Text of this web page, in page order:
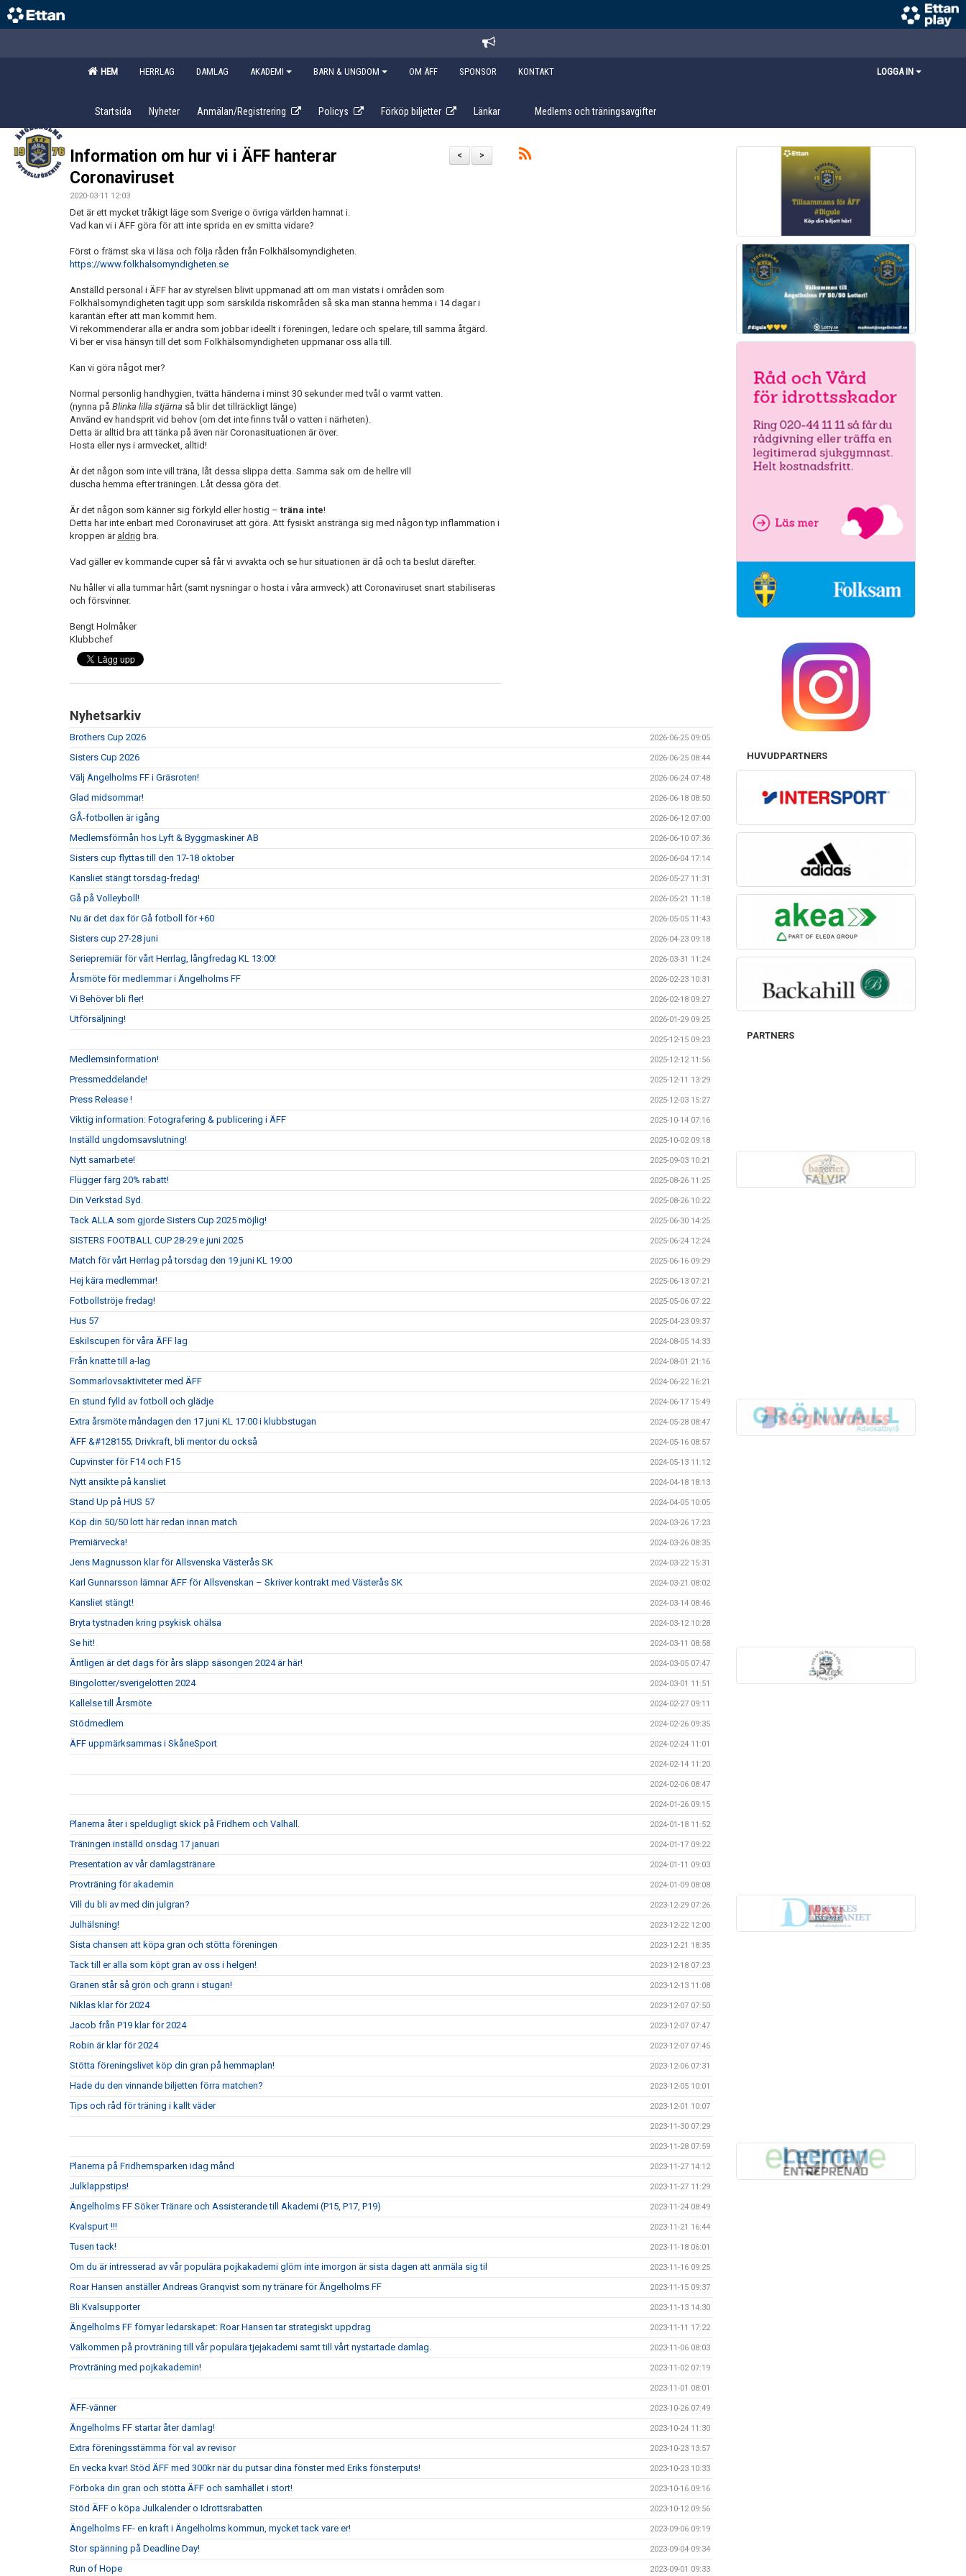
HEM HERRLAG DAMLAG AKADEMI BARN & UNGDOM OM ÄFF SPONSOR KONTAKT LOGGA IN
Startsida Nyheter Anmälan/Registrering Policys Förköp biljetter Länkar Medlems och träningsavgifter
>
<
Information om hur vi i ÄFF hanterar
Coronaviruset
2020-03-11 12:03
Det är ett mycket tråkigt läge som Sverige o övriga världen hamnat i.
Vad kan vi i ÄFF göra för att inte sprida en ev smitta vidare?
Först o främst ska vi läsa och följa råden från Folkhälsomyndigheten.
https://www.folkhalsomyndigheten.se
Anställd personal i ÄFF har av styrelsen blivit uppmanad att om man vistats i områden som
Folkhälsomyndigheten tagit upp som särskilda riskområden så ska man stanna hemma i 14 dagar i
karantän efter att man kommit hem.
Vi rekommenderar alla er andra som jobbar ideellt i föreningen, ledare och spelare, till samma åtgärd.
Vi ber er visa hänsyn till det som Folkhälsomyndigheten uppmanar oss alla till.
Kan vi göra något mer?
Normal personlig handhygien, tvätta händerna i minst 30 sekunder med tvål o varmt vatten.
(nynna på Blinka lilla stjärna så blir det tillräckligt länge)
Använd ev handsprit vid behov (om det inte finns tvål o vatten i närheten).
Detta är alltid bra att tänka på även när Coronasituationen är över.
Hosta eller nys i armvecket, alltid!
Är det någon som inte vill träna, låt dessa slippa detta. Samma sak om de hellre vill
duscha hemma efter träningen. Låt dessa göra det.
Är det någon som känner sig förkyld eller hostig – träna inte!
Detta har inte enbart med Coronaviruset att göra. Att fysiskt anstränga sig med någon typ inflammation i
kroppen är aldrig bra.
Vad gäller ev kommande cuper så får vi avvakta och se hur situationen är då och ta beslut därefter.
Nu håller vi alla tummar hårt (samt nysningar o hosta i våra armveck) att Coronaviruset snart stabiliseras
och försvinner.
Bengt Holmåker
Klubbchef
Nyhetsarkiv
Brothers Cup 2026 2026-06-25 09:05
Sisters Cup 2026 2026-06-25 08:44
Välj Ängelholms FF i Gräsroten! 2026-06-24 07:48
Glad midsommar! 2026-06-18 08:50
GÅ-fotbollen är igång 2026-06-12 07:00
Medlemsförmån hos Lyft & Byggmaskiner AB 2026-06-10 07:36
Sisters cup flyttas till den 17-18 oktober 2026-06-04 17:14
Kansliet stängt torsdag-fredag! 2026-05-27 11:31
Gå på Volleyboll! 2026-05-21 11:18
Nu är det dax för Gå fotboll för +60 2026-05-05 11:43
Sisters cup 27-28 juni 2026-04-23 09:18
Seriepremiär för vårt Herrlag, långfredag KL 13:00! 2026-03-31 11:24
Årsmöte för medlemmar i Ängelholms FF 2026-02-23 10:31
Vi Behöver bli fler! 2026-02-18 09:27
Utförsäljning! 2026-01-29 09:25
2025-12-15 09:23
Medlemsinformation! 2025-12-12 11:56
Pressmeddelande! 2025-12-11 13:29
Press Release ! 2025-12-03 15:27
Viktig information: Fotografering & publicering i ÄFF 2025-10-14 07:16
Inställd ungdomsavslutning! 2025-10-02 09:18
Nytt samarbete! 2025-09-03 10:21
Flügger färg 20% rabatt! 2025-08-26 11:25
Din Verkstad Syd. 2025-08-26 10:22
Tack ALLA som gjorde Sisters Cup 2025 möjlig! 2025-06-30 14:25
SISTERS FOOTBALL CUP 28-29:e juni 2025 2025-06-24 12:24
Match för vårt Herrlag på torsdag den 19 juni KL 19:00 2025-06-16 09:29
Hej kära medlemmar! 2025-06-13 07:21
Fotbollströje fredag! 2025-05-06 07:22
Hus 57 2025-04-23 09:37
Eskilscupen för våra ÄFF lag 2024-08-05 14:33
Från knatte till a-lag 2024-08-01 21:16
Sommarlovsaktiviteter med ÄFF 2024-06-22 16:21
En stund fylld av fotboll och glädje 2024-06-17 15:49
Extra årsmöte måndagen den 17 juni KL 17:00 i klubbstugan 2024-05-28 08:47
ÄFF &#128155; Drivkraft, bli mentor du också 2024-05-16 08:57
Cupvinster för F14 och F15 2024-05-13 11:12
Nytt ansikte på kansliet 2024-04-18 18:13
Stand Up på HUS 57 2024-04-05 10:05
Köp din 50/50 lott här redan innan match 2024-03-26 17:23
Premiärvecka! 2024-03-26 08:35
Jens Magnusson klar för Allsvenska Västerås SK 2024-03-22 15:31
Karl Gunnarsson lämnar ÄFF för Allsvenskan – Skriver kontrakt med Västerås SK 2024-03-21 08:02
Kansliet stängt! 2024-03-14 08:46
Bryta tystnaden kring psykisk ohälsa 2024-03-12 10:28
Se hit! 2024-03-11 08:58
Äntligen är det dags för års släpp säsongen 2024 är här! 2024-03-05 07:47
Bingolotter/sverigelotten 2024 2024-03-01 11:51
Kallelse till Årsmöte 2024-02-27 09:11
Stödmedlem 2024-02-26 09:35
ÄFF uppmärksammas i SkåneSport 2024-02-24 11:01
2024-02-14 11:20
2024-02-06 08:47
2024-01-26 09:15
Planerna åter i speldugligt skick på Fridhem och Valhall. 2024-01-18 11:52
Träningen inställd onsdag 17 januari 2024-01-17 09:22
Presentation av vår damlagstränare 2024-01-11 09:03
Provträning för akademin 2024-01-09 08:08
Vill du bli av med din julgran? 2023-12-29 07:26
Julhälsning! 2023-12-22 12:00
Sista chansen att köpa gran och stötta föreningen 2023-12-21 18:35
Tack till er alla som köpt gran av oss i helgen! 2023-12-18 07:23
Granen står så grön och grann i stugan! 2023-12-13 11:08
Niklas klar för 2024 2023-12-07 07:50
Jacob från P19 klar för 2024 2023-12-07 07:47
Robin är klar för 2024 2023-12-07 07:45
Stötta föreningslivet köp din gran på hemmaplan! 2023-12-06 07:31
Hade du den vinnande biljetten förra matchen? 2023-12-05 10:01
Tips och råd för träning i kallt väder 2023-12-01 10:07
2023-11-30 07:29
2023-11-28 07:59
Planerna på Fridhemsparken idag månd 2023-11-27 14:12
Julklappstips! 2023-11-27 11:29
Ängelholms FF Söker Tränare och Assisterande till Akademi (P15, P17, P19) 2023-11-24 08:49
Kvalspurt !!! 2023-11-21 16:44
Tusen tack! 2023-11-18 06:01
Om du är intresserad av vår populära pojkakademi glöm inte imorgon är sista dagen att anmäla sig til 2023-11-16 09:25
Roar Hansen anställer Andreas Granqvist som ny tränare för Ängelholms FF 2023-11-15 09:37
Bli Kvalsupporter 2023-11-13 14:30
Ängelholms FF förnyar ledarskapet: Roar Hansen tar strategiskt uppdrag 2023-11-11 17:22
Välkommen på provträning till vår populära tjejakademi samt till vårt nystartade damlag. 2023-11-06 08:03
Provträning med pojkakademin! 2023-11-02 07:19
2023-11-01 08:01
ÄFF-vänner 2023-10-26 07:49
Ängelholms FF startar åter damlag! 2023-10-24 11:30
Extra föreningsstämma för val av revisor 2023-10-23 13:57
En vecka kvar! Stöd ÄFF med 300kr när du putsar dina fönster med Eriks fönsterputs! 2023-10-23 10:33
Förboka din gran och stötta ÄFF och samhället i stort! 2023-10-16 09:16
Stöd ÄFF o köpa Julkalender o Idrottsrabatten 2023-10-12 09:56
Ängelholms FF- en kraft i Ängelholms kommun, mycket tack vare er! 2023-09-06 09:19
Stor spänning på Deadline Day! 2023-09-04 09:34
Run of Hope 2023-09-01 09:33
HUVUDPARTNERS
PARTNERS